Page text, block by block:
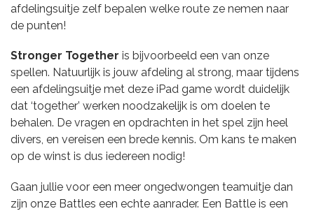
afdelingsuitje zelf bepalen welke route ze nemen naar
de punten!
Stronger Together is bijvoorbeeld een van onze
spellen. Natuurlijk is jouw afdeling al strong, maar tijdens
een afdelingsuitje met deze iPad game wordt duidelijk
dat ‘together’ werken noodzakelijk is om doelen te
behalen. De vragen en opdrachten in het spel zijn heel
divers, en vereisen een brede kennis. Om kans te maken
op de winst is dus iedereen nodig!
Gaan jullie voor een meer ongedwongen teamuitje dan
zijn onze Battles een echte aanrader. Een Battle is een